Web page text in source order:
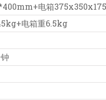
电箱
电箱重6.5kg